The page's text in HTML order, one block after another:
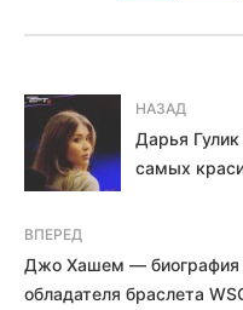
НАЗАД
Дарья
самых
ВПЕРЕД
Джо Хашем — биография
обладателя браслета